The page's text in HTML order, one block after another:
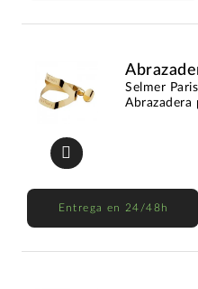
Selmer Paris
Abrazadera
Entrega en 24/48h